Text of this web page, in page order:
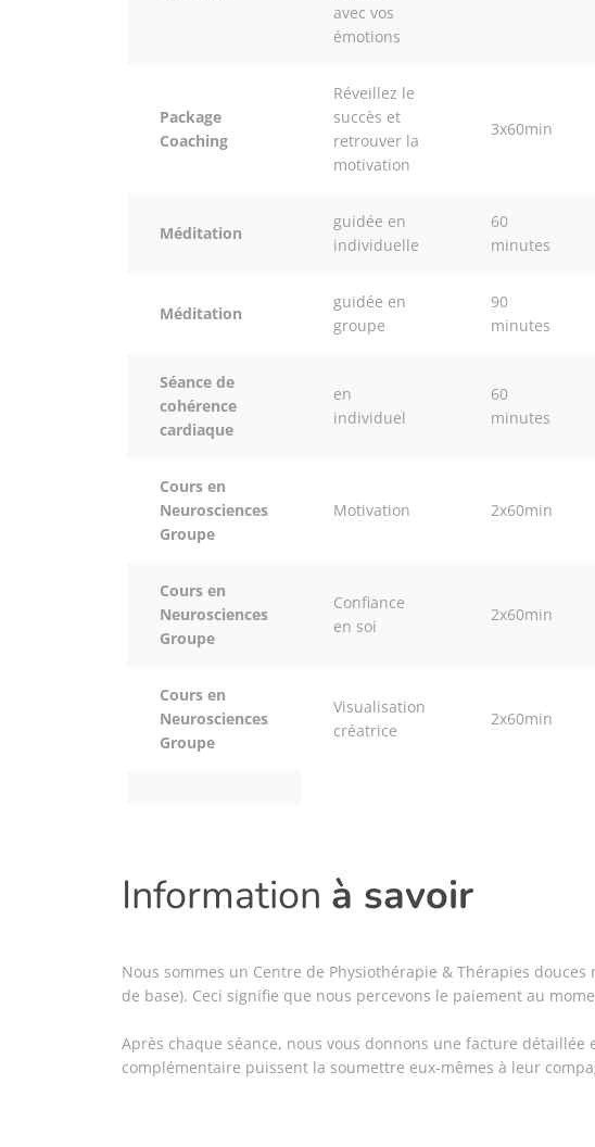
avec vos
émotions
Package
Coaching
Réveillez le
succès et
retrouver la
motivation
3x60min
Méditation
guidée en
individuelle
60
minutes
Méditation
guidée en
groupe
90
minutes
Séance de
cohérence
cardiaque
en
individuel
60
minutes
Cours en
Neurosciences
Groupe
Motivation 2x60min
Cours en
Neurosciences
Groupe
Confiance
en soi
2x60min
Cours en
Neurosciences
Groupe
Visualisation
créatrice
2x60min
Information à savoir
Nous sommes un Centre de Physiothérapie & Thérapies
de base). Ceci signifie que nous percevons le paiement au
Après chaque séance, nous vous donnons une facture
complémentaire puissent la soumettre eux-mêmes à leur